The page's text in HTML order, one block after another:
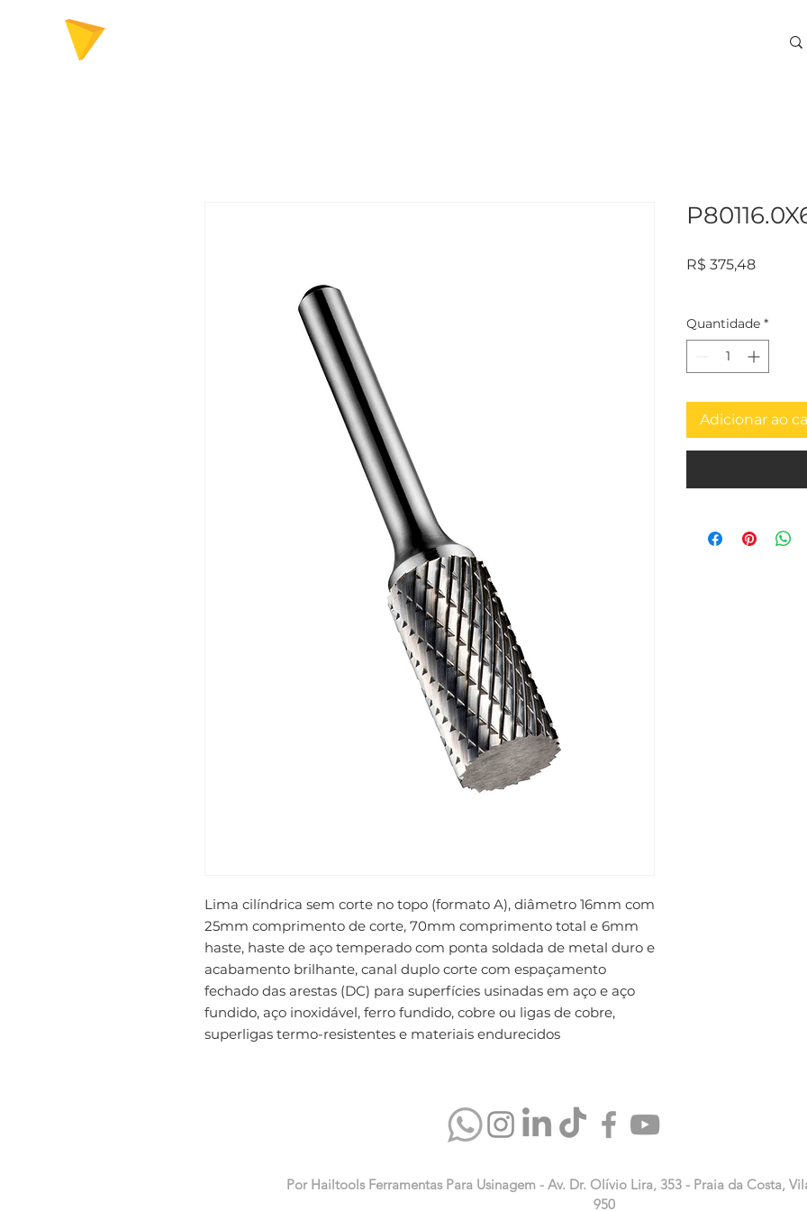
Lima cilíndrica sem corte no topo (formato A), diâmetro 16mm com
25mm comprimento de corte, 70mm comprimento total e 6mm
haste, haste de aço temperado com ponta soldada de metal duro e
acabamento brilhante, canal duplo corte com espaçamento
fechado das arestas (DC) para superfícies usinadas em aço e aço
fundido, aço inoxidável, ferro fundido, cobre ou ligas de cobre,
superligas termo-resistentes e materiais endurecidos
R$ 375,48Preço
Quantidade *
Adicionar ao
Por Hailtools Ferramentas Para Usinagem - Av. Dr. Olívio Lira, 353 - Praia da Costa,
950